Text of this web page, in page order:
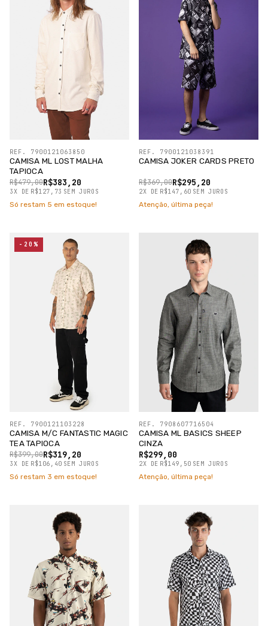
CAMISA ML LOST MALHA
TAPIOCA
R$383,20
R$479,00
3X DE R$127,73 SEM JUROS
REF. 7900121063850
Só restam 5 em estoque!
CAMISA JOKER CARDS PRETO
R$295,20
R$369,00
2X DE R$147,60 SEM JUROS
REF. 7900121038391
Atenção, última peça!
CAMISA M/C FANTASTIC MAGIC
TEA TAPIOCA
R$319,20
R$399,00
3X DE R$106,40 SEM JUROS
REF. 7900121103228
-20%
Só restam 3 em estoque!
CAMISA ML BASICS SHEEP
CINZA
R$299,00
2X DE R$149,50 SEM JUROS
REF. 7908607716504
Atenção, última peça!